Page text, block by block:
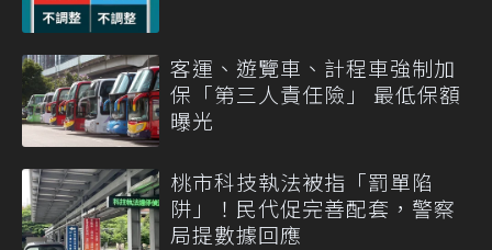
客運、遊覽車、計程車強制加
保「第三人責任險」 最低保額
曝光
桃市科技執法被指「罰單陷
阱」！民代促完善配套，警察
局提數據回應